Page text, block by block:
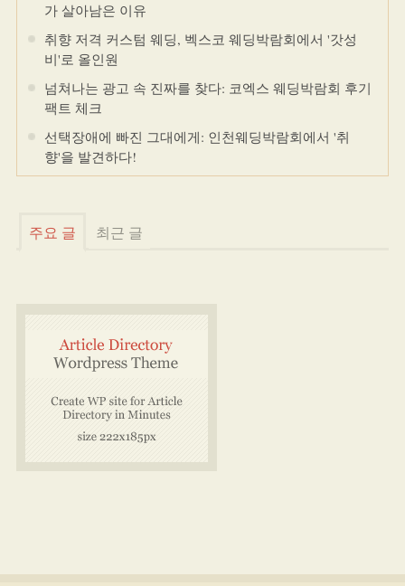
가 살아남은 이유
취향 저격 커스텀 웨딩, 벡스코 웨딩박람회에서 '갓성
비'로 올인원
넘쳐나는 광고 속 진짜를 찾다: 코엑스 웨딩박람회 후기
팩트 체크
선택장애에 빠진 그대에게: 인천웨딩박람회에서 '취
향'을 발견하다!
주요 글 최근 글